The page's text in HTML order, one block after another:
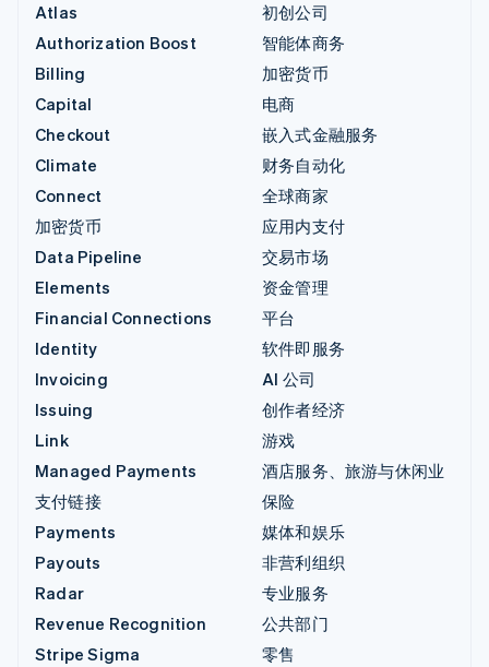
Atlas
Authorization Boost
Billing
Capital
Checkout
Climate
Connect
加密货币
Data Pipeline
Elements
Financial Connections
Identity
Invoicing
Issuing
Link
Managed Payments
支付链接
Payments
Payouts
Radar
Revenue Recognition
Stripe Sigma
初创公司
智能体商务
加密货币
电商
嵌入式金融服务
财务自动化
全球商家
应用内支付
交易市场
资金管理
平台
软件即服务
AI 公司
创作者经济
游戏
酒店服务、旅游与休闲业
保险
媒体和娱乐
非营利组织
专业服务
公共部门
零售